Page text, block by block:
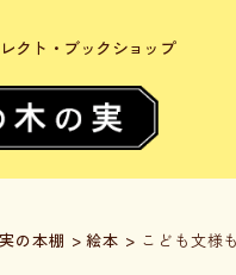
クト・ブックショップ
の本棚 > 絵本 > こども文様